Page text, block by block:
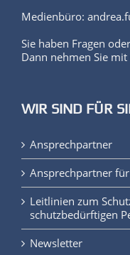
Medienbüro:
Sie haben Fragen
Dann nehmen Sie
WIR SIND FÜR
Ansprechpartner
Ansprechpartner
Leitlinien zum
schutzbedürftigen
Newsletter